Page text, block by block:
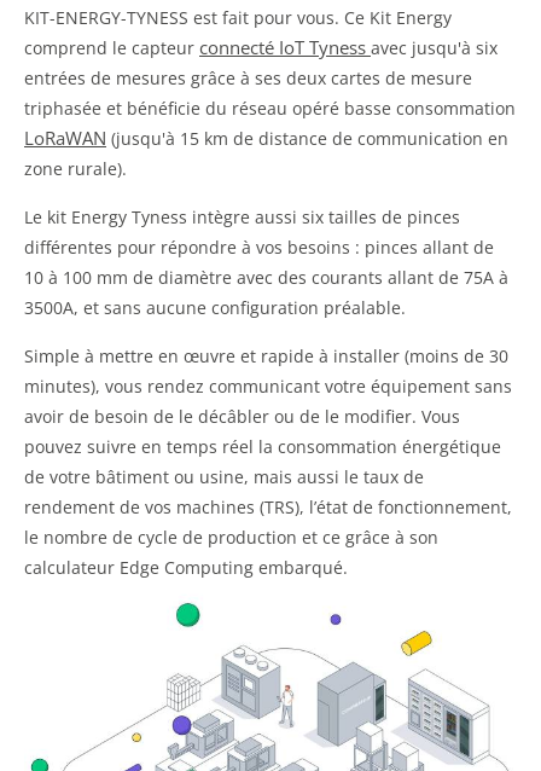
KIT-ENERGY-TYNESS est fait pour vous. Ce Kit Energy
comprend le capteur connecté IoT Tyness avec jusqu'à six
entrées de mesures grâce à ses deux cartes de mesure
triphasée et bénéficie du réseau opéré basse consommation
LoRaWAN (jusqu'à 15 km de distance de communication en
zone rurale).
Le kit Energy Tyness intègre aussi six tailles de pinces
différentes pour répondre à vos besoins : pinces allant de
10 à 100 mm de diamètre avec des courants allant de 75A à
3500A, et sans aucune configuration préalable.
Simple à mettre en œuvre et rapide à installer (moins de 30
minutes), vous rendez communicant votre équipement sans
avoir de besoin de le décâbler ou de le modifier. Vous
pouvez suivre en temps réel la consommation énergétique
de votre bâtiment ou usine, mais aussi le taux de
rendement de vos machines (TRS), l’état de fonctionnement,
le nombre de cycle de production et ce grâce à son
calculateur Edge Computing embarqué.